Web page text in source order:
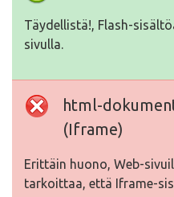
Täydellistä!, Flash-
sivulla.
html-
(Iframe)
Erittäin huono, Web-
tarkoittaa, että Iframe-